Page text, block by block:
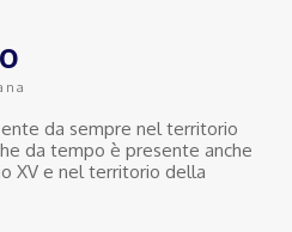
da sempre nel territorio
da tempo è presente anche
XV e nel territorio della